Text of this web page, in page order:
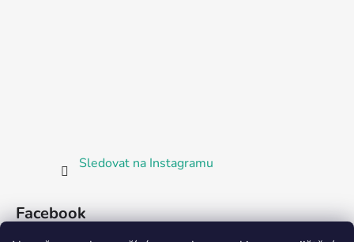
Sledovat na Instagramu
Facebook